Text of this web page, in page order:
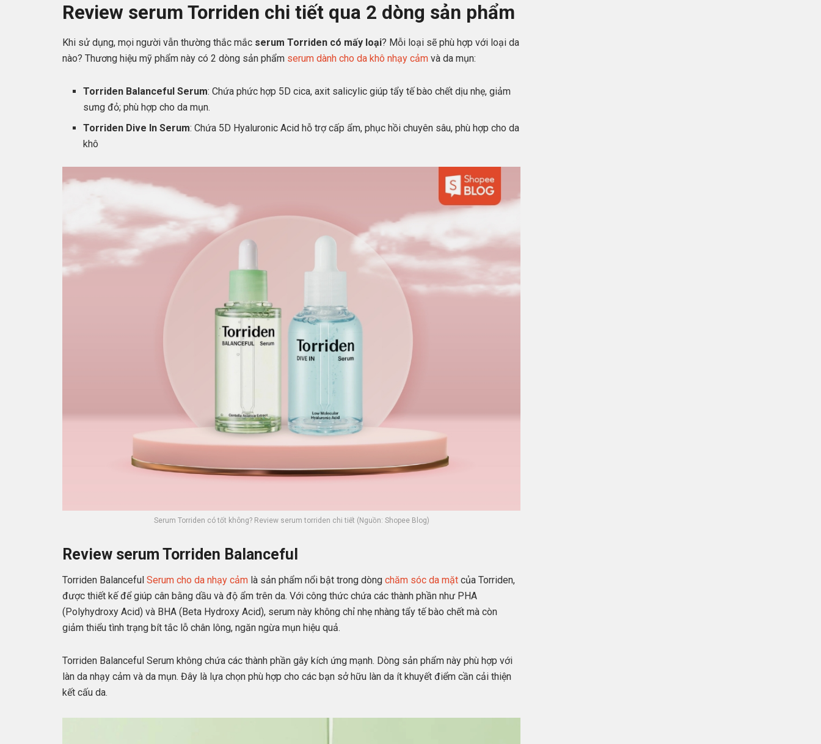
Review serum Torriden chi tiết qua 2 dòng sản phẩm
Khi sử dụng, mọi người vẫn thường thắc mắc serum Torriden có mấy loại? Mỗi loại sẽ phù hợp với loại da
nào? Thương hiệu mỹ phẩm này có 2 dòng sản phẩm serum dành cho da khô nhạy cảm và da mụn:
Torriden Balanceful Serum: Chứa phức hợp 5D cica, axit salicylic giúp tẩy tế bào chết dịu nhẹ, giảm
sưng đỏ; phù hợp cho da mụn.
Torriden Dive In Serum: Chứa 5D Hyaluronic Acid hỗ trợ cấp ẩm, phục hồi chuyên sâu, phù hợp cho da
khô
Serum Torriden có tốt không? Review serum torriden chi tiết (Nguồn: Shopee Blog)
Review serum Torriden Balanceful
Torriden Balanceful Serum cho da nhạy cảm là sản phẩm nổi bật trong dòng chăm sóc da mặt của Torriden,
được thiết kế để giúp cân bằng dầu và độ ẩm trên da. Với công thức chứa các thành phần như PHA
(Polyhydroxy Acid) và BHA (Beta Hydroxy Acid), serum này không chỉ nhẹ nhàng tẩy tế bào chết mà còn
giảm thiểu tình trạng bít tắc lỗ chân lông, ngăn ngừa mụn hiệu quả.
Torriden Balanceful Serum không chứa các thành phần gây kích ứng mạnh. Dòng sản phẩm này phù hợp với
làn da nhạy cảm và da mụn. Đây là lựa chọn phù hợp cho các bạn sở hữu làn da ít khuyết điểm cần cải thiện
kết cấu da.